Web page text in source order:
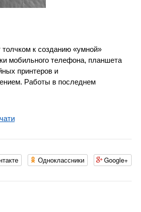
толчком к созданию «умной»
мобильного телефона, планшета
принтеров и
Работы в последнем
Одноклассники Google+